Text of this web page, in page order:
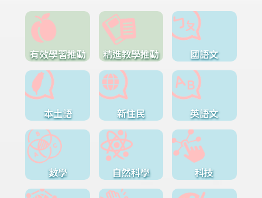
有效學習推動 精進教學推動 國語文
本土語 新住民 英語文
數學 自然科學 科技